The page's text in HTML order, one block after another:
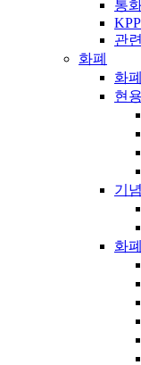
통
관
화폐
화
현
기
화